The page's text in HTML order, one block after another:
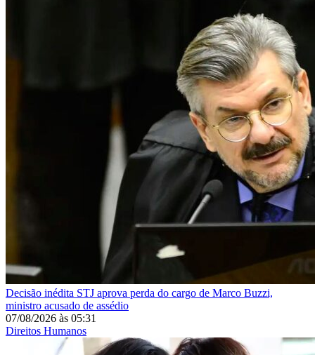
Decisão inédita STJ aprova perda do cargo de Marco Buzzi,
ministro acusado de assédio
07/08/2026 às 05:31
Direitos Humanos